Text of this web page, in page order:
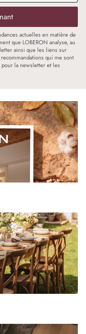
actuelles en matière de
que LOBERON analyse, au
ainsi que les liens sur
qui me sont
pour la newsletter et les